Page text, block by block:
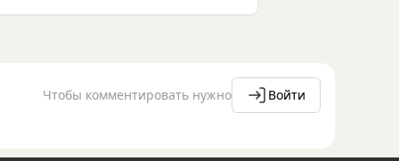
Чтобы комментировать нужно Войти